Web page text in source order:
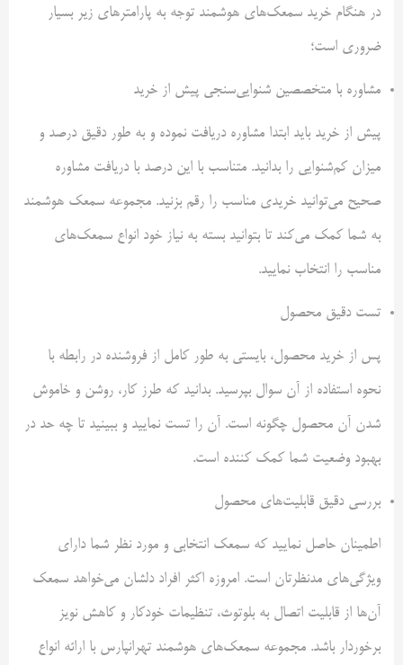
در هنگام خرید سمعک‌های هوشمند توجه به پارامترهای زیر بسیار
ضروری است؛
مشاوره با متخصصین شنوایی‌سنجی پیش از خرید
پیش از خرید باید ابتدا مشاوره دریافت نموده و به طور دقیق درصد و
میزان کم‌شنوایی را بدانید. متناسب با این درصد با دریافت مشاوره
صحیح می‌توانید خریدی مناسب را رقم بزنید. مجموعه سمعک هوشمند
به شما کمک می‌کند تا بتوانید بسته به نیاز خود انواع سمعک‌های
مناسب را انتخاب نمایید.
تست دقیق محصول
پس از خرید محصول، بایستی به طور کامل از فروشنده در رابطه با
نحوه استفاده از آن سوال بپرسید. بدانید که طرز کار، روشن و خاموش
شدن آن محصول چگونه است. آن را تست نمایید و ببینید تا چه حد در
بهبود وضعیت شما کمک کننده است.
بررسی دقیق قابلیت‌های محصول
اطمینان حاصل نمایید که سمعک انتخابی و مورد نظر شما دارای
ویژگی‌های مدنظرتان است. امروزه اکثر افراد دلشان می‌خواهد سمعک
آن‌ها از قابلیت اتصال به بلوتوث، تنظیمات خودکار و کاهش نویز
برخوردار باشد. مجموعه سمعک‌های هوشمند تهرانپارس با ارائه انواع